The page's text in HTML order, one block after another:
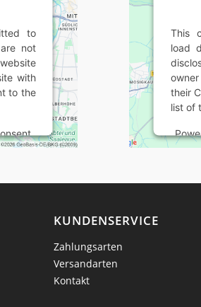
to
not
with
to the
This
load
their
list of
KUNDENSERVICE
Zahlungsarten
Versandarten
Kontakt